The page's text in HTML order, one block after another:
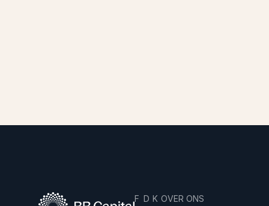
F D K OVER ONS